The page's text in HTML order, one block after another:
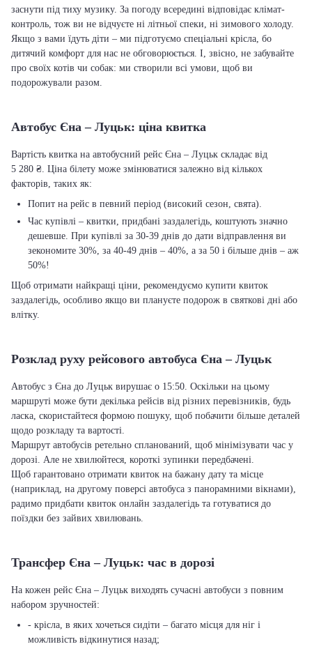
заснути під тиху музику. За погоду всередині відповідає клімат-
контроль, тож ви не відчуєте ні літньої спеки, ні зимового холоду.
Якщо з вами їдуть діти – ми підготуємо спеціальні крісла, бо
дитячий комфорт для нас не обговорюється. І, звісно, не забувайте
про своїх котів чи собак: ми створили всі умови, щоб ви
подорожували разом.
Автобус Єна – Луцьк: ціна квитка
Вартість квитка на автобусний рейс Єна – Луцьк складає від
5 280 ₴. Ціна білету може змінюватися залежно від кількох
факторів, таких як:
Попит на рейс в певний період (високий сезон, свята).
Час купівлі – квитки, придбані заздалегідь, коштують значно
дешевше. При купівлі за 30-39 днів до дати відправлення ви
зекономите 30%, за 40-49 днів – 40%, а за 50 і більше днів – аж
50%!
Щоб отримати найкращі ціни, рекомендуємо купити квиток
заздалегідь, особливо якщо ви плануєте подорож в святкові дні або
влітку.
Розклад руху рейсового автобуса Єна – Луцьк
Автобус з Єна до Луцьк вирушає о 15:50. Оскільки на цьому
маршруті може бути декілька рейсів від різних перевізників, будь
ласка, скористайтеся формою пошуку, щоб побачити більше деталей
щодо розкладу та вартості.
Маршрут автобусів ретельно спланований, щоб мінімізувати час у
дорозі. Але не хвилюйтеся, короткі зупинки передбачені.
Щоб гарантовано отримати квиток на бажану дату та місце
(наприклад, на другому поверсі автобуса з панорамними вікнами),
радимо придбати квиток онлайн заздалегідь та готуватися до
поїздки без зайвих хвилювань.
Трансфер Єна – Луцьк: час в дорозі
На кожен рейс Єна – Луцьк виходять сучасні автобуси з повним
набором зручностей:
- крісла, в яких хочеться сидіти – багато місця для ніг і
можливість відкинутися назад;